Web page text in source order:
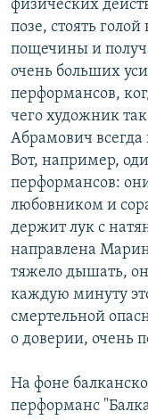
физических
позе, стоять
пощечины и
очень больших
перформансов,
чего художник
Абрамович
Вот, например,
перформансов:
любовником и
держит лук с
направлена
тяжело дышать,
каждую минуту
смертельной
о доверии, очень
На фоне
перформанс